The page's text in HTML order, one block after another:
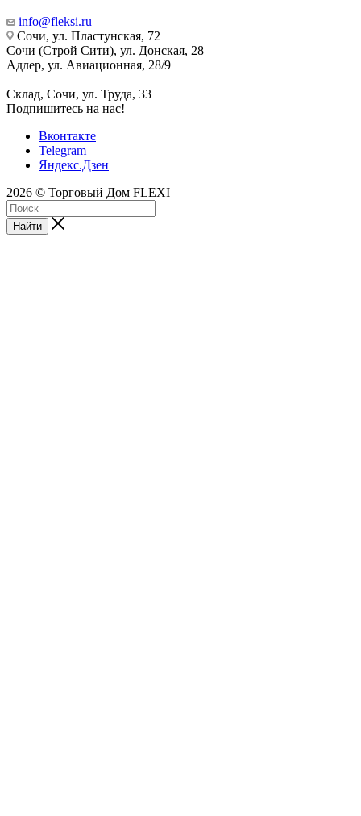
info@fleksi.ru
Сочи, ул. Пластунская, 72
Сочи (Строй Сити), ул. Донская, 28
Адлер, ул. Авиационная, 28/9
Склад, Сочи, ул. Труда, 33
Подпишитесь на нас!
Вконтакте
Telegram
Яндекс.Дзен
2026 © Торговый Дом FLEXI
Найти